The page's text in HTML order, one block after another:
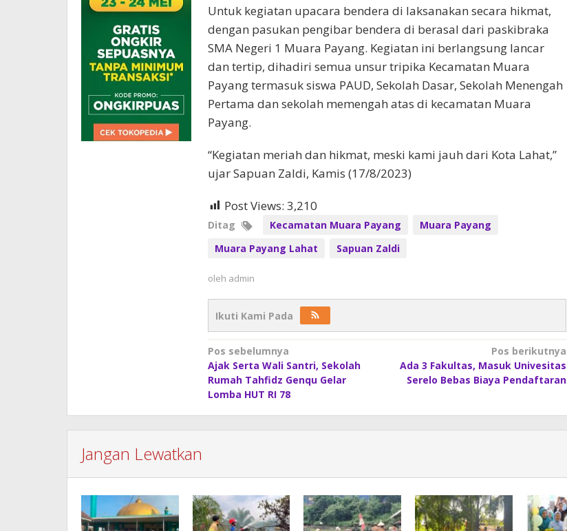
Untuk kegiatan upacara bendera di laksanakan secara hikmat,
dengan pasukan pengibar bendera di berasal dari paskibraka
SMA Negeri 1 Muara Payang. Kegiatan ini berlangsung lancar
dan tertip, dihadiri semua unsur tripika Kecamatan Muara
Payang termasuk siswa PAUD, Sekolah Dasar, Sekolah Menengah
Pertama dan sekolah memengah atas di kecamatan Muara
Payang.
“Kegiatan meriah dan hikmat, meski kami jauh dari Kota Lahat,”
ujar Sapuan Zaldi, Kamis (17/8/2023)
Post Views: 3,210
Ditag Kecamatan Muara Payang
Muara Payang
Muara Payang Lahat
Sapuan Zaldi
oleh admin
Ikuti Kami Pada
Navigasi
pos
Pos sebelumnya
Ajak Serta Wali Santri, Sekolah
Rumah Tahfidz Genqu Gelar
Lomba HUT RI 78
Pos berikutnya
Ada 3 Fakultas, Masuk Univesitas
Serelo Bebas Biaya Pendaftaran
Jangan Lewatkan